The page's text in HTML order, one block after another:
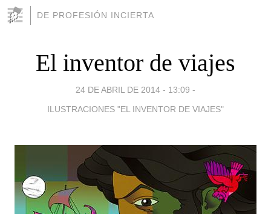
DE PROFESIÓN INCIERTA
El inventor de viajes
24 DE ABRIL DE 2014 - 13:09 -
ILUSTRACIONES "EL INVENTOR DE VIAJES"